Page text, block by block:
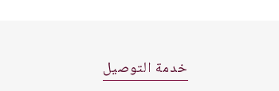
خدمة التوصيل